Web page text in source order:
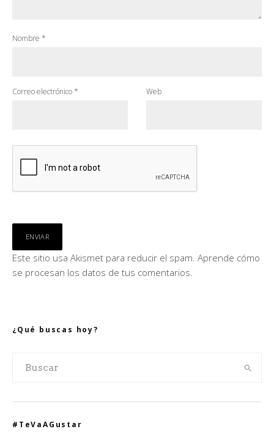
Nombre *
Correo electrónico * Web
Este sitio usa Akismet para reducir el spam. Aprende cómo
se procesan los datos de tus comentarios.
¿Qué buscas hoy?
#TeVaAGustar